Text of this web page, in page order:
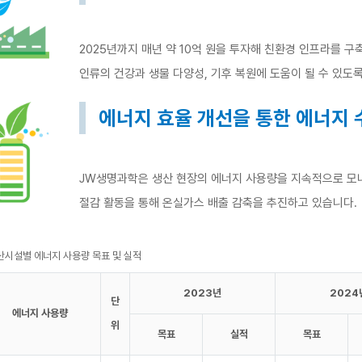
2025년까지 매년 약 10억 원을 투자해 친환경 인프라를 구
인류의 건강과 생물 다양성, 기후 복원에 도움이 될 수 있도
에너지 효율 개선을 통한 에너지
JW생명과학은 생산 현장의 에너지 사용량을 지속적으로
절감 활동을 통해 온실가스 배출 감축을 추진하고 있습니다.
시설별 에너지 사용량 목표 및 실적
에너지 사용량
단
위
2023년 2024
목표 실적 목표